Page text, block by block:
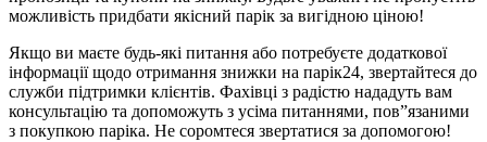
можливість придбати якісний парік за вигідною ціною!
Якщо ви маєте будь-які питання або потребуєте додаткової
інформації щодо отримання знижки на парік24, звертайтеся до
служби підтримки клієнтів. Фахівці з радістю нададуть вам
консультацію та допоможуть з усіма питаннями, пов”язаними
з покупкою паріка. Не соромтеся звертатися за допомогою!